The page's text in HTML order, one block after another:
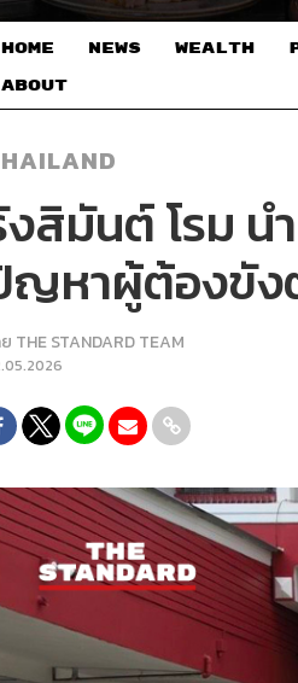
HOME NEWS WEALTH
ABOUT
สิมันต์ โรม น
ญหาผู้ต้องขัง
THE STANDARD TEAM